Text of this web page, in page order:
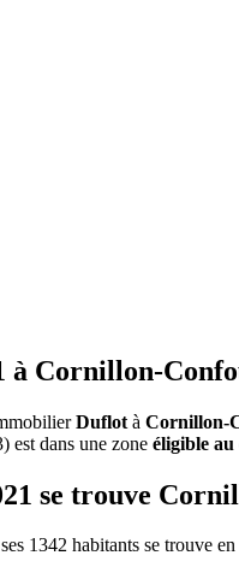
à Cornillon-
Duflot à Cornillon-
est dans une zone éligible
se trouve
1342 habitants se trouve en